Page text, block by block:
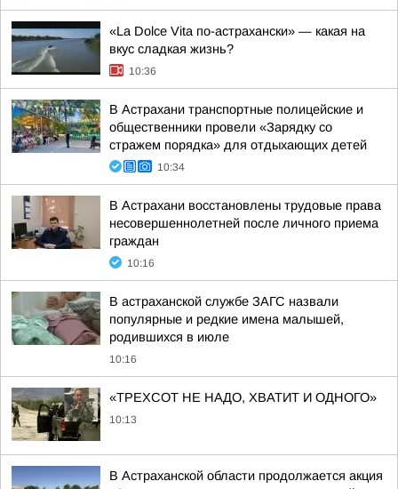
«La Dolce Vita по-астрахански» — какая на
вкус сладкая жизнь?
10:36
В Астрахани транспортные полицейские и
общественники провели «Зарядку со
стражем порядка» для отдыхающих детей
10:34
В Астрахани восстановлены трудовые права
несовершеннолетней после личного приема
граждан
10:16
В астраханской службе ЗАГС назвали
популярные и редкие имена малышей,
родившихся в июле
10:16
«ТРЕХСОТ НЕ НАДО, ХВАТИТ И ОДНОГО»
10:13
В Астраханской области продолжается акция